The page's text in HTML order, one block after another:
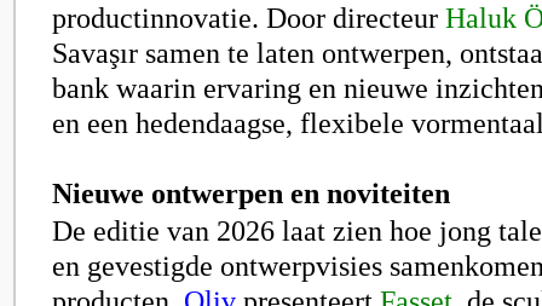
productinnovatie. Door directeur Haluk
Savaşır samen te laten ontwerpen,
bank waarin ervaring en nieuwe
en een hedendaagse, flexibele
Nieuwe ontwerpen en noviteiten
De editie van 2026 laat zien hoe jong
en gevestigde ontwerpvisies